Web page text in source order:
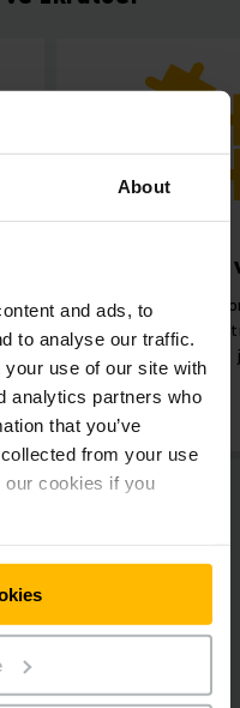
About
and ads, to
to analyse our traffic.
use of our site with
analytics partners who
that you’ve
from your use
cookies if you
Vysoká
lithium-
DAX
KB)